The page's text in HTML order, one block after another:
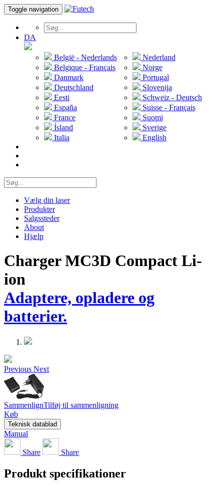
Toggle navigation
DA
België - Nederlands
Belgique - Français
Danmark
Deutschland
Eesti
España
France
Ísland
Italia
Nederland
Norge
Portugal
Slovenija
Schweiz - Deutsch
Suisse - Français
Suomi
Sverige
English
Vælg din laser
Produkter
Salgssteder
About
Hjælp
Charger MC3D Compact Li-
ion
Adaptere, opladere og
batterier.
Previous Next
SammenlignTilføj til sammenligning
Køb
Teknisk datablad
Manual
Share Share
Produkt specifikationer